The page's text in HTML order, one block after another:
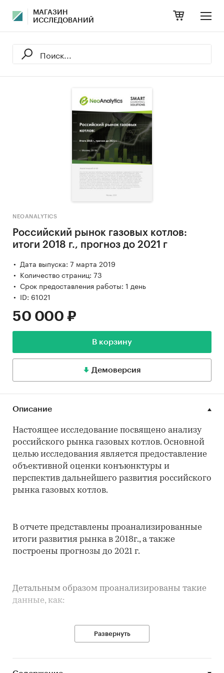
МАГАЗИН
ИССЛЕДОВАНИЙ
NEOANALYTICS
Российский рынок газовых котлов:
итоги 2018 г., прогноз до 2021 г
Дата выпуска: 7 марта 2019
Количество страниц: 73
Срок предоставления работы: 1 день
ID: 61021
50 000 ₽
В корзину
Демоверсия
Описание
Настоящее исследование посвящено анализу
российского рынка газовых котлов. Основной
целью исследования является предоставление
объективной оценки конъюнктуры и
перспектив дальнейшего развития российского
рынка газовых котлов.
В отчете представлены проанализированные
итоги развития рынка в 2018г., а также
построены прогнозы до 2021 г.
Детальным образом проанализированы такие
данные, как:
Классификация отрасли
Развернуть